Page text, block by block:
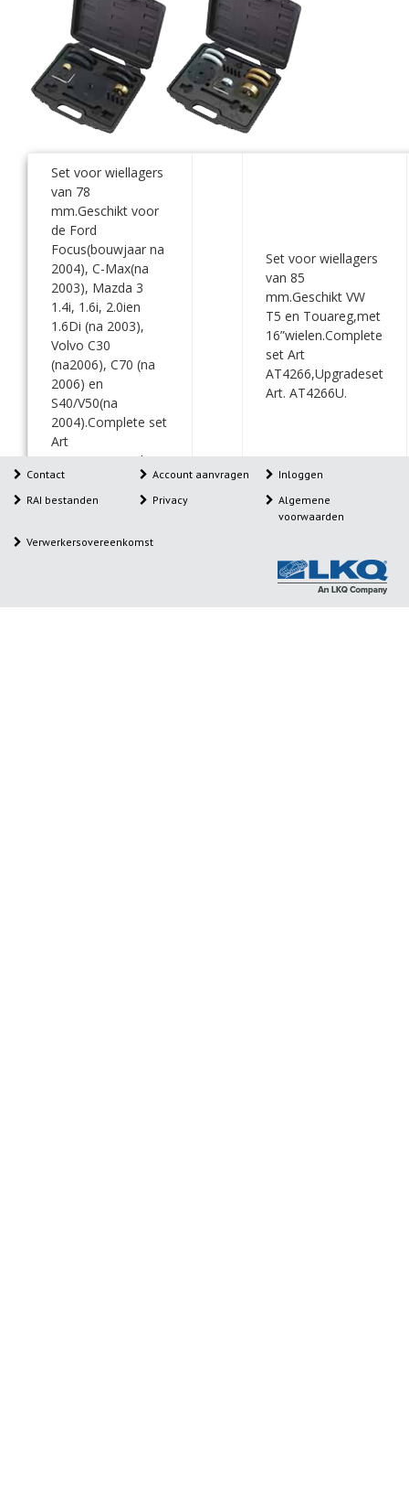
Set voor wiellagers
van 78
mm.Geschikt voor
de Ford
Focus(bouwjaar na
2004), C-Max(na
2003), Mazda 3
1.4i, 1.6i, 2.0ien
1.6Di (na 2003),
Volvo C30
(na2006), C70 (na
2006) en
S40/V50(na
2004).Complete set
Art
AT4268,Upgradeset
Art. AT4268U.
Set voor wiellagers
van 85
mm.Geschikt VW
T5 en Touareg,met
16”wielen.Complete
set Art
AT4266,Upgradeset
Art. AT4266U.
Contact Account aanvragen
Inloggen
RAI bestanden
Privacy
Algemene
voorwaarden
Verwerkersovereenkomst